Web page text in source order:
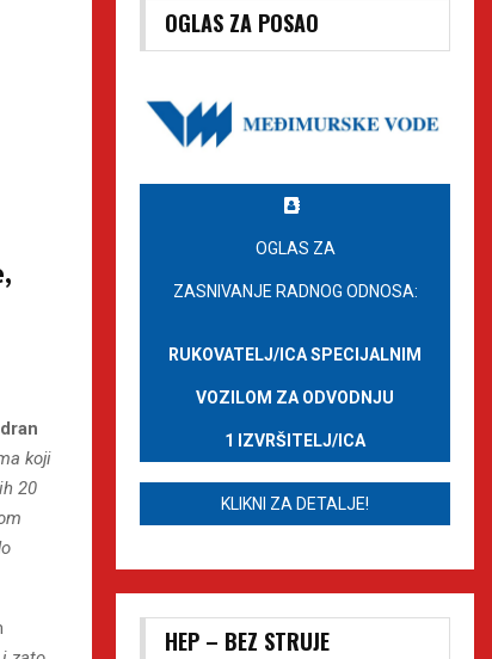
koji
20
OGLAS ZA POSAO
OGLAS ZA
ZASNIVANJE RADNOG ODNOSA:
RUKOVATELJ/ICA SPECIJALNIM
VOZILOM ZA ODVODNJU
1 IZVRŠITELJ/ICA
KLIKNI ZA DETALJE!
HEP – BEZ STRUJE